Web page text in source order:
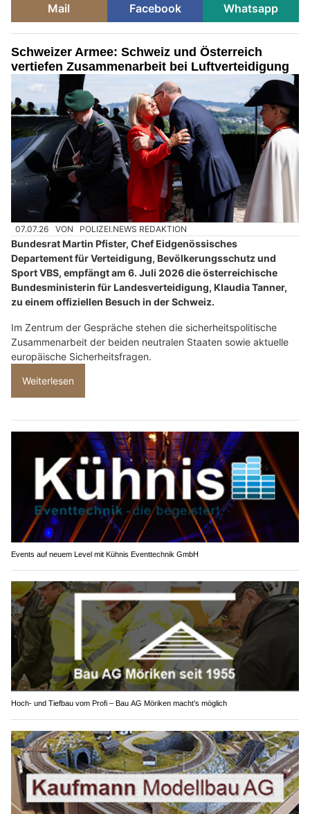
Mail
Facebook Whatsapp
Schweizer Armee: Schweiz und Österreich
vertiefen Zusammenarbeit bei Luftverteidigung
07.07.26 VON POLIZEI.NEWS REDAKTION
Bundesrat Martin Pfister, Chef Eidgenössisches
Departement für Verteidigung, Bevölkerungsschutz und
Sport VBS, empfängt am 6. Juli 2026 die österreichische
Bundesministerin für Landesverteidigung, Klaudia Tanner,
zu einem offiziellen Besuch in der Schweiz.
Im Zentrum der Gespräche stehen die sicherheitspolitische
Zusammenarbeit der beiden neutralen Staaten sowie aktuelle
europäische Sicherheitsfragen.
Weiterlesen
Events auf neuem Level mit Kühnis Eventtechnik GmbH
Hoch- und Tiefbau vom Profi – Bau AG Möriken macht’s möglich